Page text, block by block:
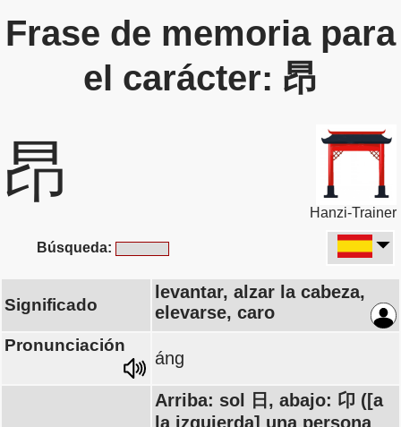
Frase de memoria para
el carácter: 昂
昂
Hanzi-Trainer
Búsqueda:
Significado
levantar, alzar la cabeza,
elevarse, caro
Pronunciación
áng
Arriba: sol 日, abajo: 卬 ([a
la izquierda] una persona